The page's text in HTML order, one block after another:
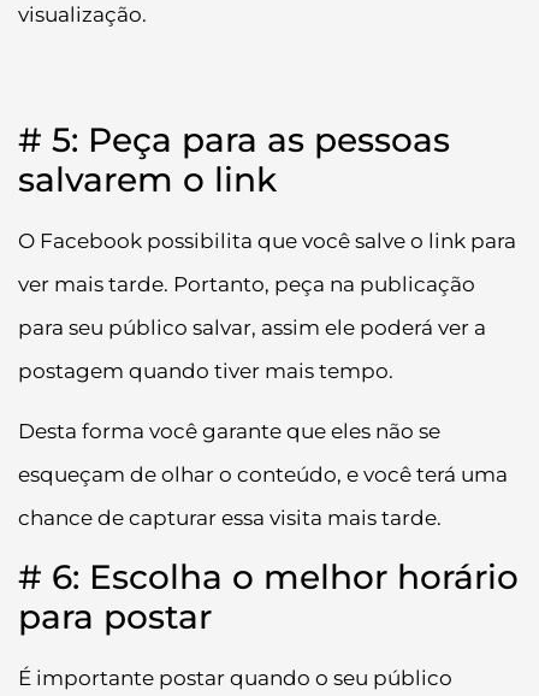
visualização.
# 5: Peça para as pessoas
salvarem o link
O Facebook possibilita que você salve o link para
ver mais tarde. Portanto, peça na publicação
para seu público salvar, assim ele poderá ver a
postagem quando tiver mais tempo.
Desta forma você garante que eles não se
esqueçam de olhar o conteúdo, e você terá uma
chance de capturar essa visita mais tarde.
# 6: Escolha o melhor horário
para postar
É importante postar quando o seu público